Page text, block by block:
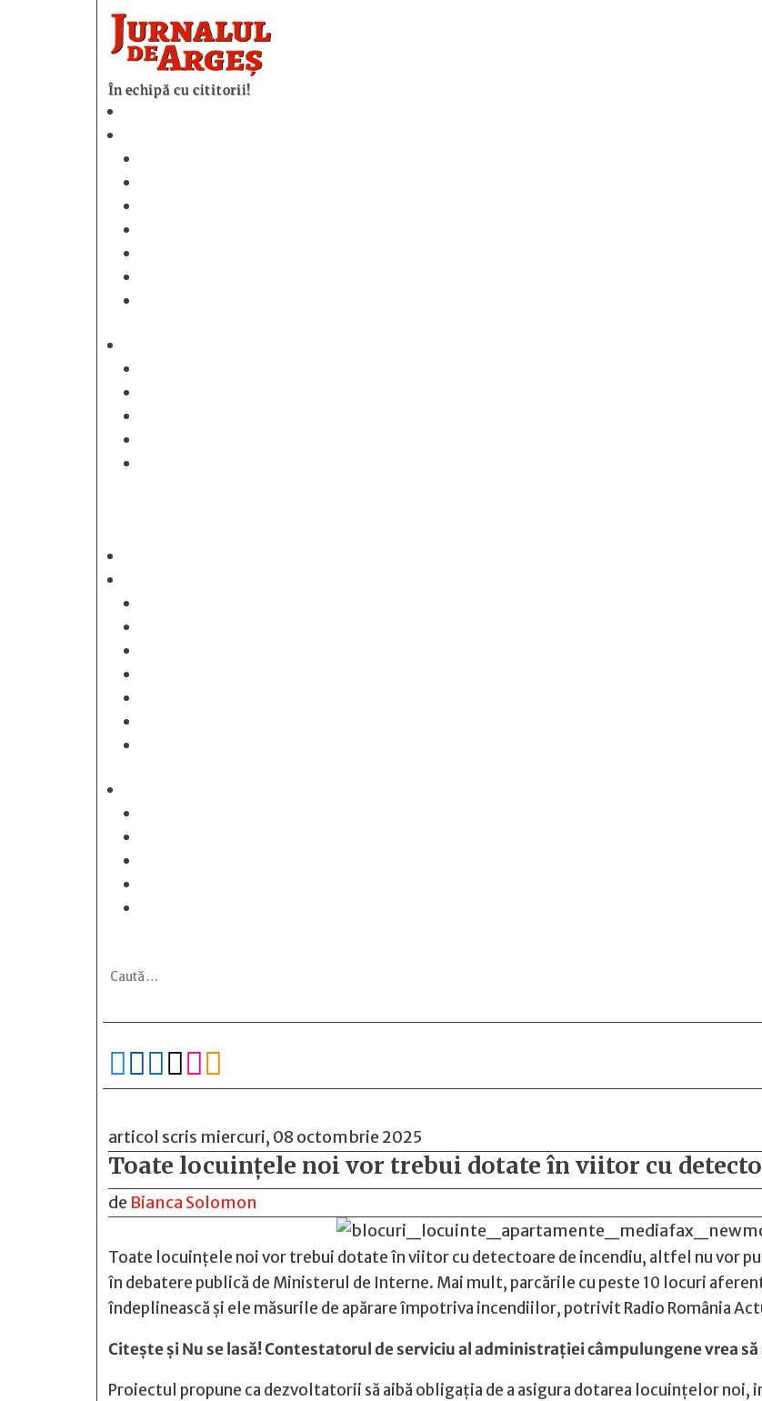
În echipă cu cititorii!

articol scris miercuri, 08 octombrie 2025
Toate locuinţele noi vor trebui dotate în viitor cu
de Bianca Solomon
Toate locuinţele noi vor trebui dotate în viitor cu detectoare de incendiu, altfel nu vor
în debatere publică de Ministerul de Interne. Mai mult, parcările cu peste 10 locuri
îndeplinească şi ele măsurile de apărare împotriva incendiilor, potrivit Radio România
Citește șiNu se lasă! Contestatorul de serviciu al administrației câmpulungene vrea
Proiectul propune ca dezvoltatorii să aibă obligaţia de a asigura dotarea locuinţelor noi,